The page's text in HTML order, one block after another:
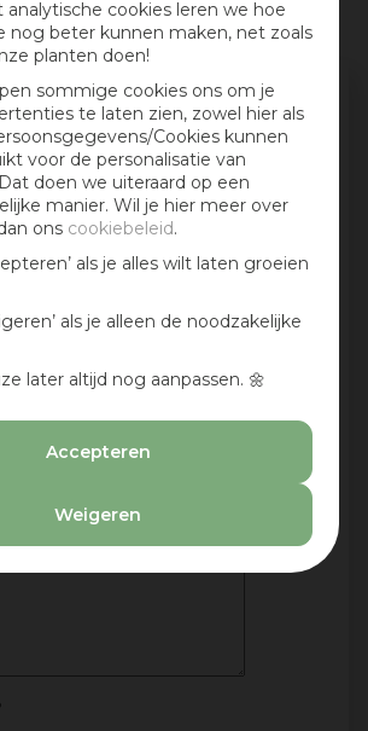
analytische cookies leren we hoe
nog beter kunnen maken, net zoals
planten doen!
sommige cookies ons om je
te laten zien, zowel hier als
Cookies kunnen
voor de personalisatie van
doen we uiteraard op een
manier. Wil je hier meer over
ons cookiebeleid.
als je alles wilt laten groeien
als je alleen de noodzakelijke
later altijd nog aanpassen. 🌼
Accepteren
Weigeren
en win een cadeaubon
met dit product en maak
op een cadeaubon t.w.v. € 25,-
één zin:*
dit product: